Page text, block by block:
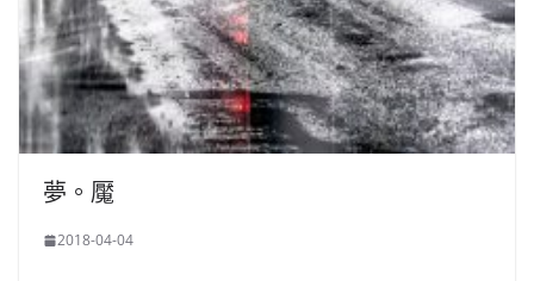
夢。魘
2018-04-04